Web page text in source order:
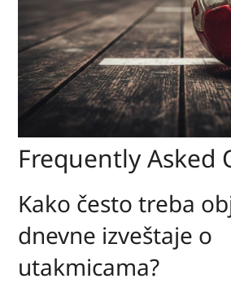
Frequently Asked
Kako često treba
dnevne izveštaje o
utakmicama?